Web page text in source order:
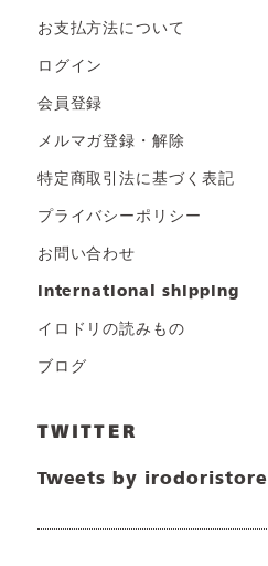
お支払方法について
ログイン
会員登録
メルマガ登録・解除
特定商取引法に基づく表記
プライバシーポリシー
お問い合わせ
international shipping
イロドリの読みもの
ブログ
TWITTER
Tweets by irodoristore